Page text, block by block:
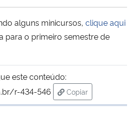
Inovações e Comunicações
alguns minicursos, clique aqui
para o primeiro semestre de
este conteúdo:
r-434-546
Copiar
para área de